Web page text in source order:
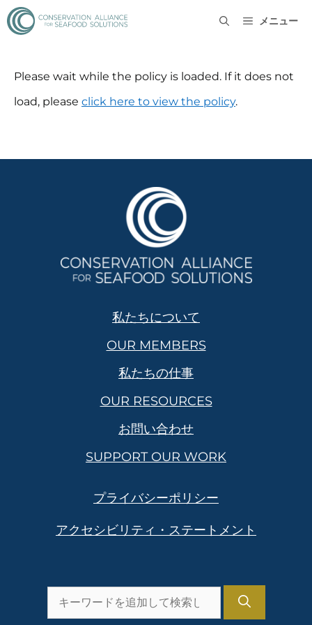
メニュー
Please wait while the policy is loaded. If it does not
load, please click here to view the policy.
私たちについて
OUR MEMBERS
私たちの仕事
OUR RESOURCES
お問い合わせ
SUPPORT OUR WORK
プライバシーポリシー
アクセシビリティ・ステートメント
検